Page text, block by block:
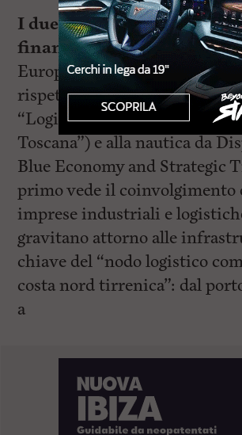
I due progetti ammessi al
finanziamentodel Fondo
Europeo, List e Best, si
rispettivamente alla logistica
“Logistica Innovazione e
Toscana”) e alla nautica da
Blue Economy and Strategic
primo vede il coinvolgimento
imprese industriali e
gravitano attorno alle
chiave del “nodo logistico
costa nord tirrenica”: dal
a